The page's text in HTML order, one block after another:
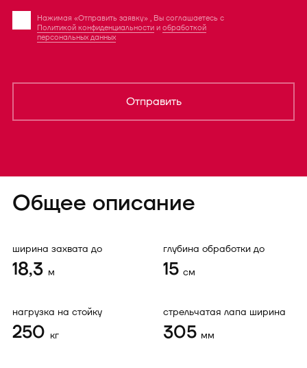
Нажимая «Отправить заявку» , Вы соглашаетесь с
Политикой конфиденциальности и обработкой
персональных данных
Отправить
Общее описание
ширина захвата до
18,3 м
глубина обработки до
15 см
нагрузка на стойку
250 кг
стрельчатая лапа ширина
305 мм